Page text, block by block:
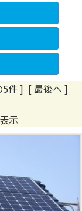
5件 ] [ 最後へ ]
示